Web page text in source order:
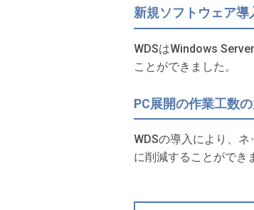
新規ソフトウェア導
WDSはWindows
ことができました。
PC展開の作業工数
WDSの導入により、
に削減することができ